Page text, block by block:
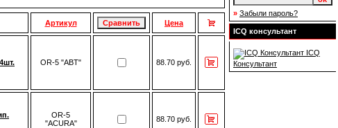
Артикул Цена
OR-5 "ABT" 88.70 руб.
OR-5
"ACURA"
88.70 руб.
» Забыли пароль?
ICQ консультант
ICQ
Консультант